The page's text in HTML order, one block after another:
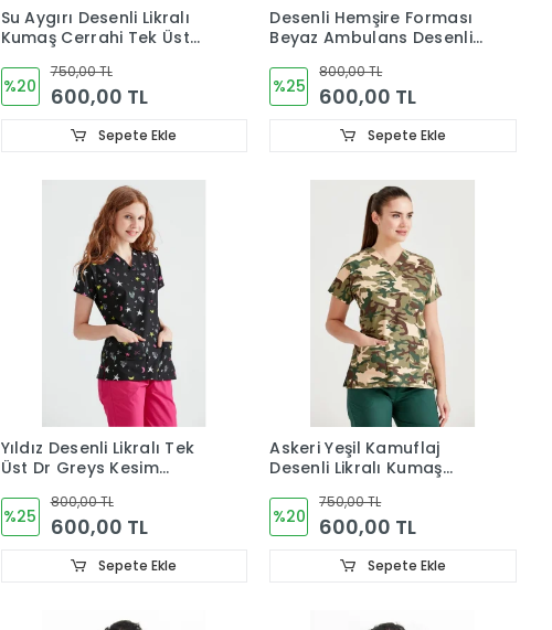
Su Aygırı Desenli Likralı
Kumaş Cerrahi Tek Üst
%20
750,00 TL
600,00 TL
Sepete Ekle
Desenli Hemşire Forması
Beyaz Ambulans Desenli
Kesim
%25
800,00 TL
600,00 TL
Sepete Ekle
Yıldız Desenli Likralı Tek
Üst Dr Greys Kesim
%25
800,00 TL
600,00 TL
Sepete Ekle
Askeri Yeşil Kamuflaj
Desenli Likralı Kumaş
Forma
%20
750,00 TL
600,00 TL
Sepete Ekle